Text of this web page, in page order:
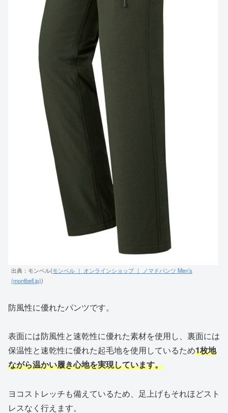
出典：モンベル(モンベル ｜ オンラインショップ ｜ ノマドパンツ Men’s
(montbell.jp))
防風性に優れたパンツです。
表面には防風性と速乾性に優れた素材を使用し、裏面には
保温性と速乾性に優れた起毛地を使用しているため1枚地
ながら温かい履き心地を実現しています。
ヨコストレッチも備えているため、足上げもそれほどスト
レスなく行えます。